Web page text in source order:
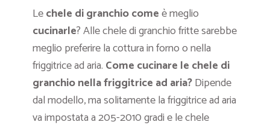
Lechele di granchio comeè meglio
cucinarle? Alle chele di granchio fritte sarebbe
meglio preferire la cottura in forno o nella
friggitrice ad aria. Come cucinare le chele di
granchio nella friggitrice ad aria?Dipende
dal modello, ma solitamente la friggitrice ad aria
va impostata a 205-2010 gradi e le chele